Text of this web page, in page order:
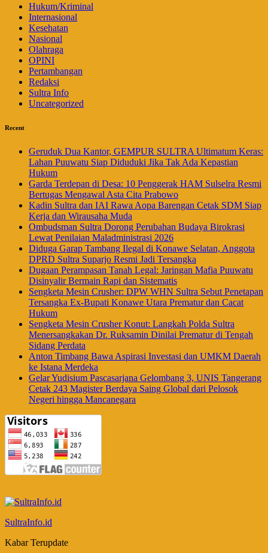
Hukum/Kriminal
Internasional
Kesehatan
Nasional
Olahraga
OPINI
Pertambangan
Redaksi
Sultra Info
Uncategorized
Recent
Geruduk Dua Kantor, GEMPUR SULTRA Ultimatum Keras:
Lahan Puuwatu Siap Diduduki Jika Tak Ada Kepastian
Hukum
Garda Terdepan di Desa: 10 Penggerak HAM Sulselra Resmi
Bertugas Mengawal Asta Cita Prabowo
Kadin Sultra dan IAI Rawa Aopa Barengan Cetak SDM Siap
Kerja dan Wirausaha Muda
Ombudsman Sultra Dorong Perubahan Budaya Birokrasi
Lewat Penilaian Maladministrasi 2026
Diduga Garap Tambang Ilegal di Konawe Selatan, Anggota
DPRD Sultra Suparjo Resmi Jadi Tersangka
Dugaan Perampasan Tanah Legal: Jaringan Mafia Puuwatu
Disinyalir Bermain Rapi dan Sistematis
Sengketa Mesin Crusher: DPW WHN Sultra Sebut Penetapan
Tersangka Ex-Bupati Konawe Utara Prematur dan Cacat
Hukum
Sengketa Mesin Crusher Konut: Langkah Polda Sultra
Menersangkakan Dr. Ruksamin Dinilai Prematur di Tengah
Sidang Perdata
Anton Timbang Bawa Aspirasi Investasi dan UMKM Daerah
ke Istana Merdeka
Gelar Yudisium Pascasarjana Gelombang 3, UNIS Tangerang
Cetak 243 Magister Berdaya Saing Global dari Pelosok
Negeri hingga Mancanegara
SultraInfo.id
Kabar Terupdate